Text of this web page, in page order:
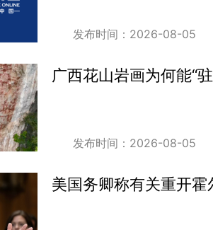
发布时间：2026-08-05
广西花山岩画为何能“
发布时间：2026-08-05
美国务卿称有关重开